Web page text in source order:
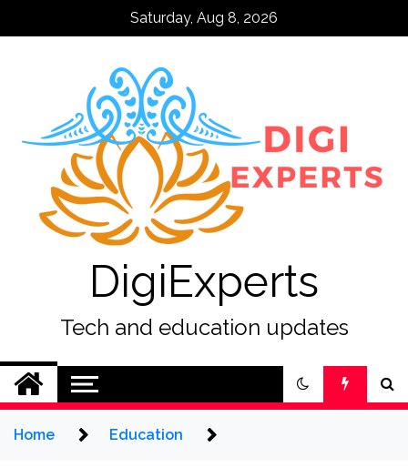
Saturday, Aug 8, 2026
DigiExperts
Tech and education updates
Home Education